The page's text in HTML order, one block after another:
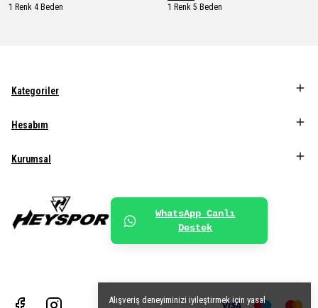
Alışveriş deneyiminizi iyileştirmek için yasal
1 Renk 4 Beden 1 Renk 5 Beden
Kategoriler
Hesabım
Kurumsal
WhatsApp Canlı
Destek